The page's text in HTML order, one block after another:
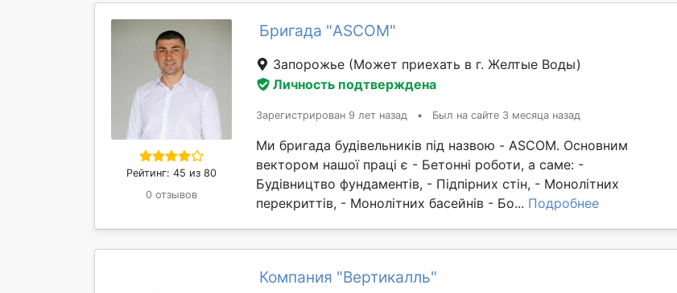
Рейтинг: 45 из 80
0 отзывов
Бригада "ASCOM"
Запорожье (Может приехать в г. Желтые Воды)
Личность подтверждена
Зарегистрирован 9 лет назад • Был на сайте 3 месяца назад
Ми бригада будівельників під назвою - ASCOM. Основним
вектором нашої праці є - Бетонні роботи, а саме: -
Будівництво фундаментів, - Підпірних стін, - Монолітних
перекриттів, - Монолітних басейнів - Бо... Подробнее
Компания "Вертикалль"